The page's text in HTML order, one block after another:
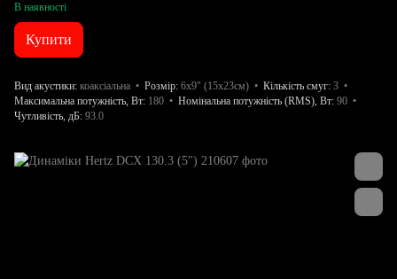
В наявності
Купити
Вид акустики коаксіальна Розмір 6x9" (15х23см) Кількість смуг 3
Максимальна потужність, Вт 180 Номінальна потужність (RMS), Вт 90
Чутливість, дБ 93.0